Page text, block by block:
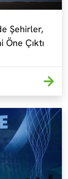
Şehirler,
Çıktı